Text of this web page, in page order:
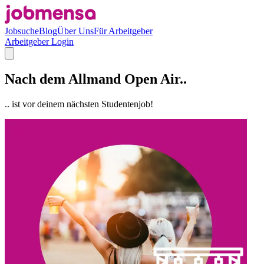
JobsucheBlogÜber UnsFür Arbeitgeber
Arbeitgeber Login
Nach dem Allmand Open Air..
.. ist vor deinem nächsten Studentenjob!